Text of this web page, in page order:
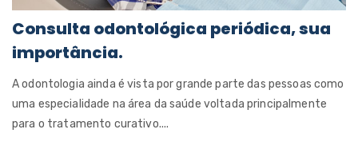
Consulta odontológica periódica, sua
importância.
A odontologia ainda é vista por grande parte das pessoas como
uma especialidade na área da saúde voltada principalmente
para o tratamento curativo....